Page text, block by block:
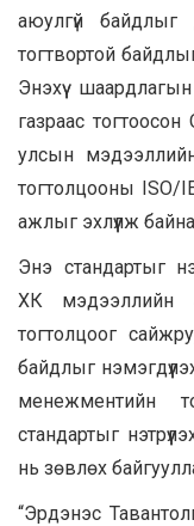
аюулгүй байдлыг
тогтвортой байдлыг
Энэхүү
газраас
улсын
тогтолцооны ISO/
ажлыг эхлүүлж
Энэ стандартыг
ХК мэдээллийн
тогтолцоог
байдлыг
менежментийн
стандартыг
нь зөвлөх
“Эрдэнэс